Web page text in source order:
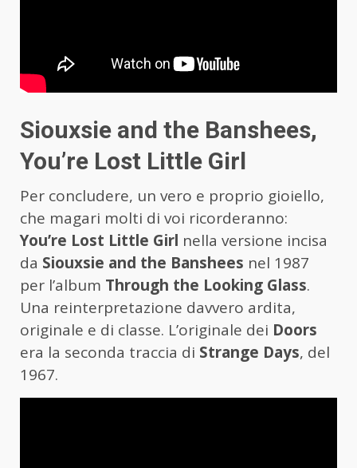
Siouxsie and the Banshees,
You’re Lost Little Girl
Per concludere, un vero e proprio gioiello,
che magari molti di voi ricorderanno:
You’re Lost Little Girl nella versione incisa
da Siouxsie and the Banshees nel 1987
per l’album Through the Looking Glass.
Una reinterpretazione davvero ardita,
originale e di classe. L’originale dei Doors
era la seconda traccia di Strange Days, del
1967.